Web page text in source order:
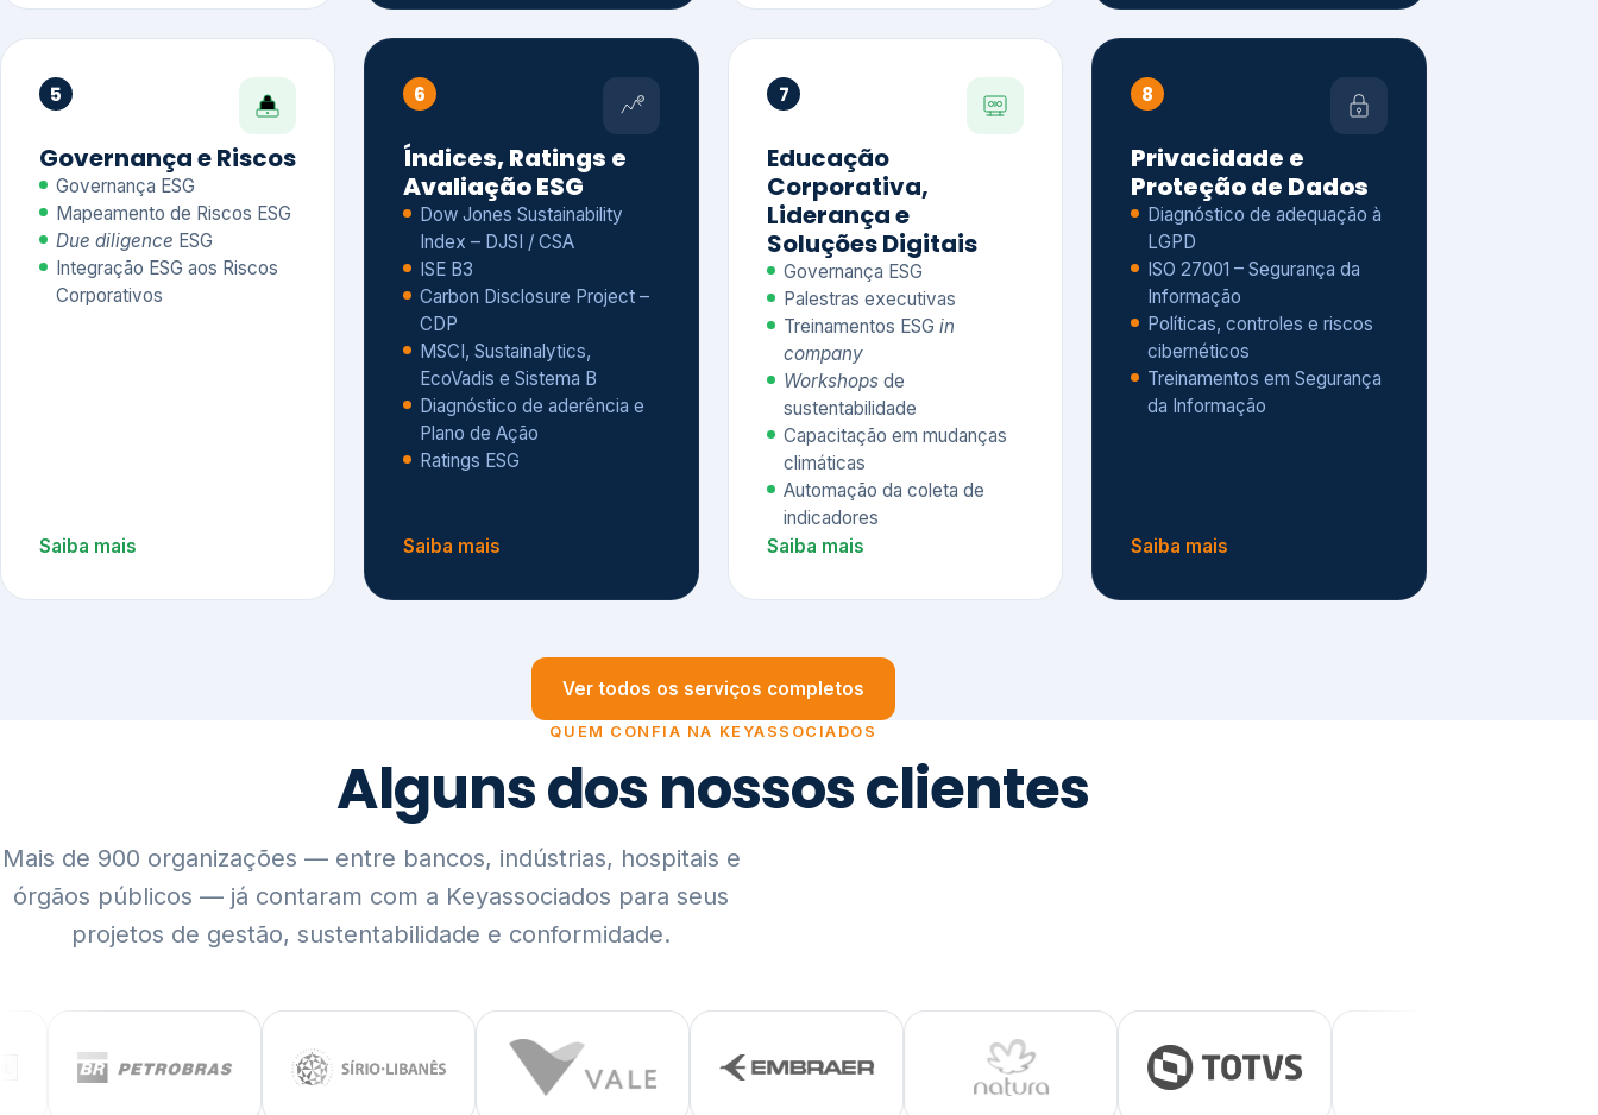
5
Governança e Riscos
Governança ESG
Mapeamento de Riscos ESG
Due diligence ESG
Integração ESG aos Riscos
Corporativos
Saiba mais
6
Índices, Ratings e
Avaliação ESG
Dow Jones Sustainability
Index – DJSI / CSA
ISE B3
Carbon Disclosure Project –
CDP
MSCI, Sustainalytics,
EcoVadis e Sistema B
Diagnóstico de aderência e
Plano de Ação
Ratings ESG
Saiba mais
7
Educação
Corporativa,
Liderança e
Soluções Digitais
Governança ESG
Palestras executivas
Treinamentos ESG in
company
Workshops de
sustentabilidade
Capacitação em mudanças
climáticas
Automação da coleta de
indicadores
Saiba mais
8
Privacidade e
Proteção de Dados
Diagnóstico de adequação à
LGPD
ISO 27001 – Segurança da
Informação
Políticas, controles e riscos
cibernéticos
Treinamentos em Segurança
da Informação
Saiba mais
Ver todos os serviços completos
QUEM CONFIA NA KEYASSOCIADOS
Alguns dos nossos clientes
Mais de 900 organizações — entre bancos, indústrias, hospitais e
órgãos públicos — já contaram com a Keyassociados para seus
projetos de gestão, sustentabilidade e conformidade.